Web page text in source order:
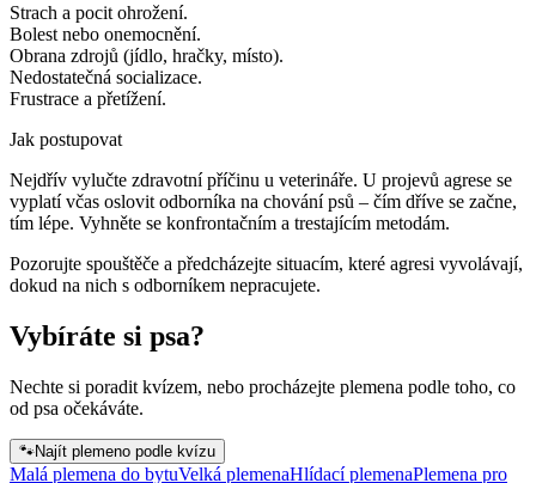
Strach a pocit ohrožení.
Bolest nebo onemocnění.
Obrana zdrojů (jídlo, hračky, místo).
Nedostatečná socializace.
Frustrace a přetížení.
Jak postupovat
Nejdřív vylučte zdravotní příčinu u veterináře. U projevů agrese se
vyplatí včas oslovit odborníka na chování psů – čím dříve se začne,
tím lépe. Vyhněte se konfrontačním a trestajícím metodám.
Pozorujte spouštěče a předcházejte situacím, které agresi vyvolávají,
dokud na nich s odborníkem nepracujete.
Vybíráte si psa?
Nechte si poradit kvízem, nebo procházejte plemena podle toho, co
od psa očekáváte.
🐾Najít plemeno podle kvízu
Malá plemena do bytuVelká plemenaHlídací plemenaPlemena pro